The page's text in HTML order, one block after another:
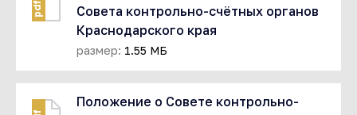
pdf
Совета контрольно-счётных органов
Краснодарского края
размер: 1.55 МБ
Положение о Совете контрольно-